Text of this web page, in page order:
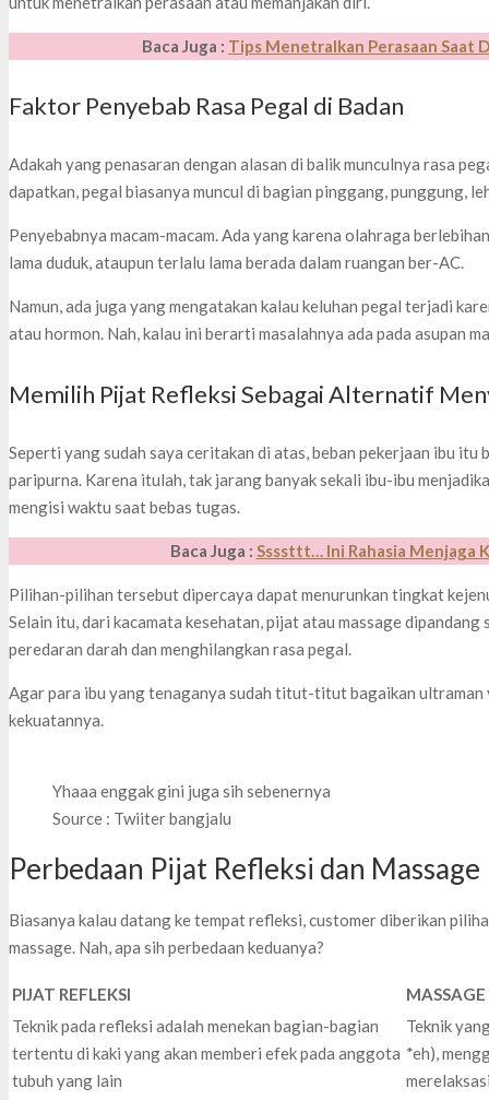
Baca Juga : Tips Menetralkan Perasaan Saat
Faktor Penyebab Rasa Pegal di Badan
Adakah yang penasaran dengan alasan di balik munculnya rasa
dapatkan, pegal biasanya muncul di bagian pinggang, punggung,
Penyebabnya macam-macam. Ada yang karena olahraga
lama duduk, ataupun terlalu lama berada dalam ruangan ber-AC.
Namun, ada juga yang mengatakan kalau keluhan pegal terjadi
atau hormon. Nah, kalau ini berarti masalahnya ada pada asupan
Memilih Pijat Refleksi Sebagai Alternatif
Seperti yang sudah saya ceritakan di atas, beban pekerjaan ibu itu
paripurna. Karena itulah, tak jarang banyak sekali ibu-ibu
mengisi waktu saat bebas tugas.
Baca Juga : Ssssttt… Ini Rahasia Menjaga
Pilihan-pilihan tersebut dipercaya dapat menurunkan tingkat
Selain itu, dari kacamata kesehatan, pijat atau massage
peredaran darah dan menghilangkan rasa pegal.
Agar para ibu yang tenaganya sudah titut-titut bagaikan ultraman
kekuatannya.
Yhaaa enggak gini juga sih sebenernya
Source : Twiiter bangjalu
Perbedaan Pijat Refleksi dan Massage
Biasanya kalau datang ke tempat refleksi, customer diberikan
massage. Nah, apa sih perbedaan keduanya?
PIJAT REFLEKSI
MASSAGE
Teknik pada refleksi adalah menekan bagian-bagian
tertentu di kaki yang akan memberi efek pada anggota
tubuh yang lain
Teknik
*eh),